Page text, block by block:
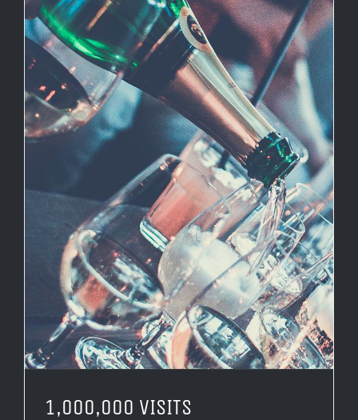
1,000,000 VISITS